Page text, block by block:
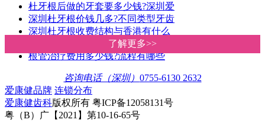
了解更多>>
了解更多>>
杜牙根后做的牙套要多少钱?深圳爱
深圳杜牙根价钱几多?不同类型牙齿
深圳杜牙根收费结构与香港有什么
为什么要做杜牙根，而不是直接拔
根管治疗费用多少钱?流程有哪些
咨询电话（深圳） 0755-6130 2632
爱康健品牌 连锁分布
爱康健齿科版权所有 粤ICP备12058131号
粤（B）广【2021】第10-16-65号